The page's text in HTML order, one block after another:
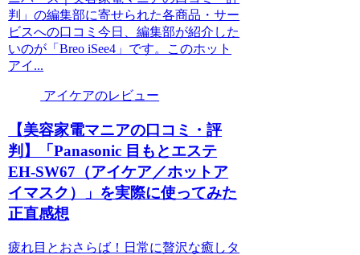
判」の編集部に寄せられた各商品・サー
ビスへの口コミ今日、編集部が紹介した
いのが「Breo iSee4」です。このホット
アイ...
アイケアのレビュー
【美容家電マニアの口コミ・評
判】「Panasonic 目もとエステ
EH-SW67（アイケア／ホットア
イマスク）」を実際に使ってみた
正直感想
疲れ目とおさらば！日常に贅沢な癒しタ